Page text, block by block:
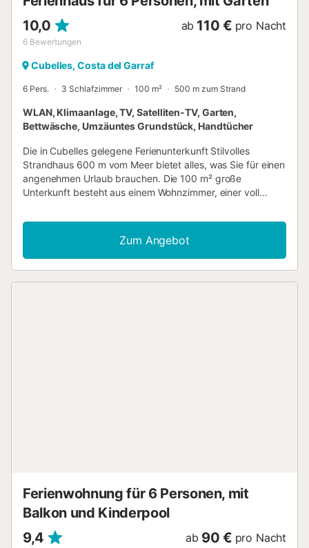
10,0
6 Bewertungen
ab 110 € pro Nacht
Cubelles, Costa del Garraf
6 Pers. 3 Schlafzimmer 100 m² 500 m zum Strand
WLAN, Klimaanlage, TV, Satelliten-TV, Garten,
Bettwäsche, Umzäuntes Grundstück, Handtücher
Die in Cubelles gelegene Ferienunterkunft Stilvolles
Strandhaus 600 m vom Meer bietet alles, was Sie für einen
angenehmen Urlaub brauchen. Die 100 m² große
Unterkunft besteht aus einem Wohnzimmer, einer voll
und 1 Bad sowie einem Gäste-WC und bietet somit Platz
für 6 Personen. Zur Ausstattung gehören außerdem
Highspeed-WLAN, ein Arbeitsbereich für Homeoffice,
Klimaanlage, Heizung, eine Waschmaschine sowie ein
Zum Angebot
Ferienwohnung für 6 Personen, mit
Balkon und Kinderpool
9,4
ab 90 € pro Nacht